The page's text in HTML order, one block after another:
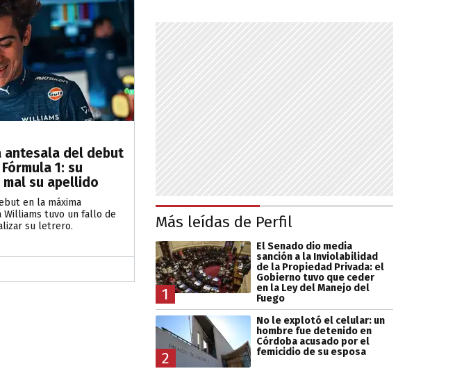
antesala del debut
1: su
su apellido
en la máxima
tuvo un fallo de
su letrero.
Más leídas de Perfil
1
El Senado dio media
sanción a la Inviolabilidad
de la Propiedad Privada: el
Gobierno tuvo que ceder
en la Ley del Manejo del
Fuego
2
No le explotó el celular: un
hombre fue detenido en
Córdoba acusado por el
femicidio de su esposa